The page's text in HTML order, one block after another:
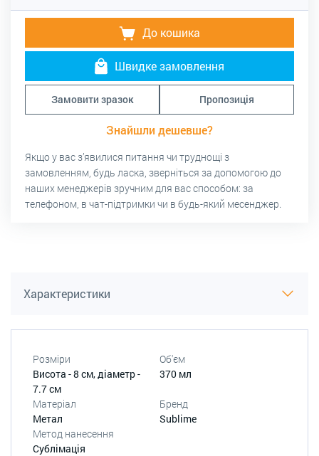
До кошика
Швидке замовлення
Замовити зразок Пропозиція
Знайшли дешевше?
Якщо у вас з’явилися питання чи труднощі з
замовленням, будь ласка, зверніться за допомогою до
наших менеджерів зручним для вас способом: за
телефоном, в чат-підтримки чи в будь-який месенджер.
Характеристики
Розміри
Висота - 8 см, діаметр -
7.7 см
Об'єм
370 мл
Матеріал
Метал
Бренд
Sublime
Метод нанесення
Сублімація